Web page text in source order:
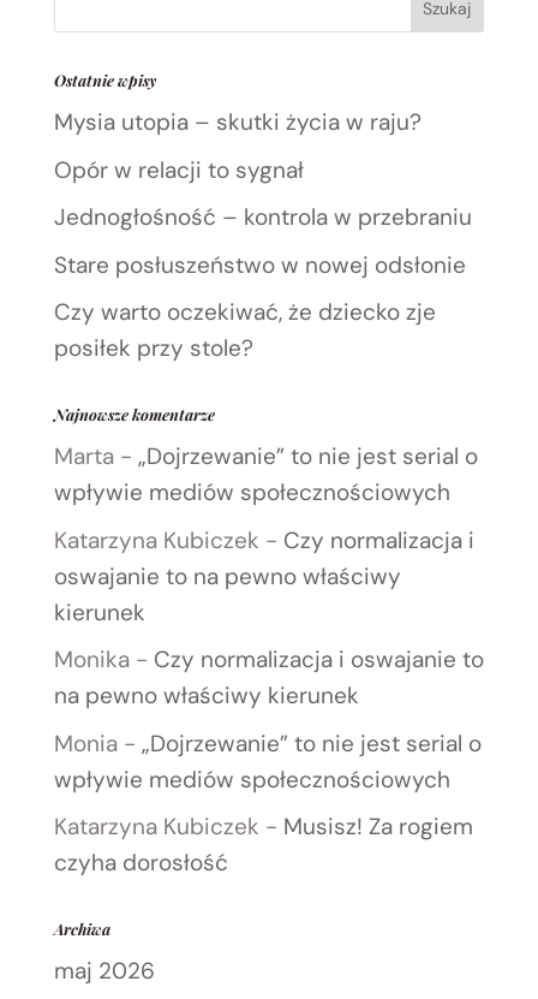
Ostatnie wpisy
Mysia utopia – skutki życia w raju?
Opór w relacji to sygnał
Jednogłośność – kontrola w przebraniu
Stare posłuszeństwo w nowej odsłonie
Czy warto oczekiwać, że dziecko zje
posiłek przy stole?
Najnowsze komentarze
Marta- „Dojrzewanie” to nie jest serial o
wpływie mediów społecznościowych
Katarzyna Kubiczek - Czy normalizacja i
oswajanie to na pewno właściwy
kierunek
Monika- Czy normalizacja i oswajanie to
na pewno właściwy kierunek
Monia- „Dojrzewanie” to nie jest serial o
wpływie mediów społecznościowych
Katarzyna Kubiczek - Musisz! Za rogiem
czyha dorosłość
Archiwa
maj 2026